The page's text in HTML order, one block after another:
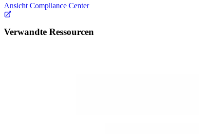
Ansicht Compliance Center
Verwandte Ressourcen